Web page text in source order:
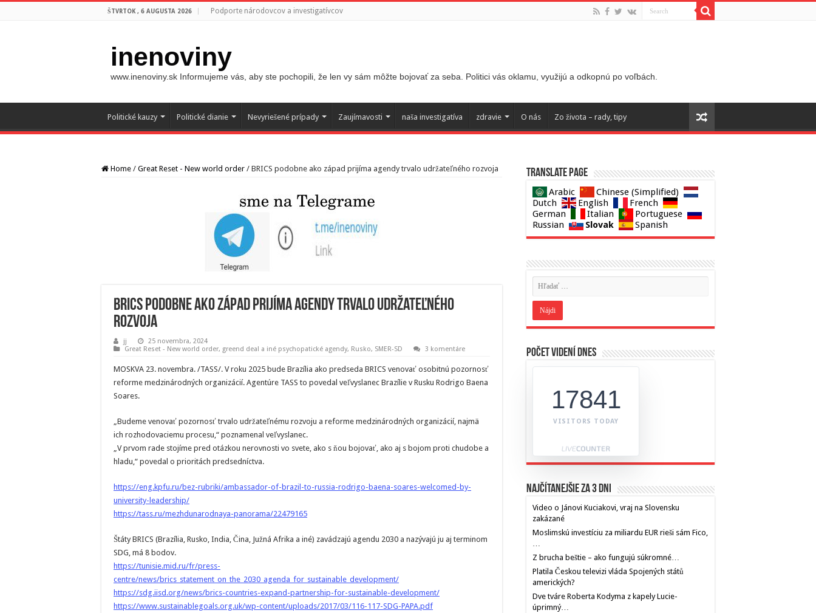
ŠTVRTOK , 6 AUGUSTA 2026 Podporte národovcov a investigatívcov
inenoviny
www.inenoviny.sk Informujeme vás, aby ste pochopili, že len vy sám môžte bojovať za seba. Politici vás oklamu, využijú a odkopnú po voľbách.
Politické kauzy Politické dianie Nevyriešené prípady Zaujímavosti naša investigatíva zdravie O nás Zo života – rady, tipy
Home / Great Reset - New world order / BRICS podobne ako západ prijíma agendy trvalo udržateľného rozvoja
BRICS podobne ako západ prijíma agendy trvalo udržateľného
rozvoja
jj
25 novembra, 2024
Great Reset - New world order, greend deal a iné psychopatické agendy, Rusko, SMER-SD 3 komentáre
MOSKVA 23. novembra. /TASS/. V roku 2025 bude Brazília ako predseda BRICS venovať osobitnú pozornosť
reforme medzinárodných organizácií. Agentúre TASS to povedal veľvyslanec Brazílie v Rusku Rodrigo Baena
Soares.
„Budeme venovať pozornosť trvalo udržateľnému rozvoju a reforme medzinárodných organizácií, najmä
ich rozhodovaciemu procesu,“ poznamenal veľvyslanec.
„V prvom rade stojíme pred otázkou nerovnosti vo svete, ako s ňou bojovať, ako aj s bojom proti chudobe a
hladu,“ povedal o prioritách predsedníctva.
https://eng.kpfu.ru/bez-rubriki/ambassador-of-brazil-to-russia-rodrigo-baena-soares-welcomed-by-
university-leadership/
https://tass.ru/mezhdunarodnaya-panorama/22479165
Štáty BRICS (Brazília, Rusko, India, Čina, Južná Afrika a iné) zavádzajú agendu 2030 a nazývajú ju aj terminom
SDG, má 8 bodov.
https://tunisie.mid.ru/fr/press-
centre/news/brics_statement_on_the_2030_agenda_for_sustainable_development/
https://sdg.iisd.org/news/brics-countries-expand-partnership-for-sustainable-development/
https://www.sustainablegoals.org.uk/wp-content/uploads/2017/03/116-117-SDG-PAPA.pdf
Translate page
Arabic
Chinese (Simplified)
Dutch
English
French
German
Italian
Portuguese
Russian
Slovak Spanish
Počet videní dnes
17841
VISITORS TODAY
Najčítanejšie za 3 dni
Video o Jánovi Kuciakovi, vraj na Slovensku
zakázané
Moslimskú investíciu za miliardu EUR rieši sám Fico,
…
Z brucha beštie – ako fungujú súkromné…
Platila Českou televizi vláda Spojených států
amerických?
Dve tváre Roberta Kodyma z kapely Lucie-
úprimný…